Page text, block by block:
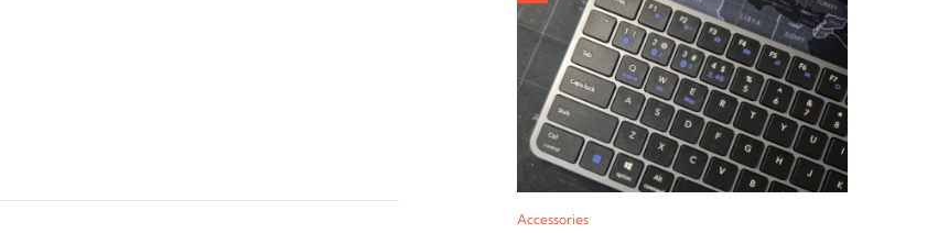
Accessories